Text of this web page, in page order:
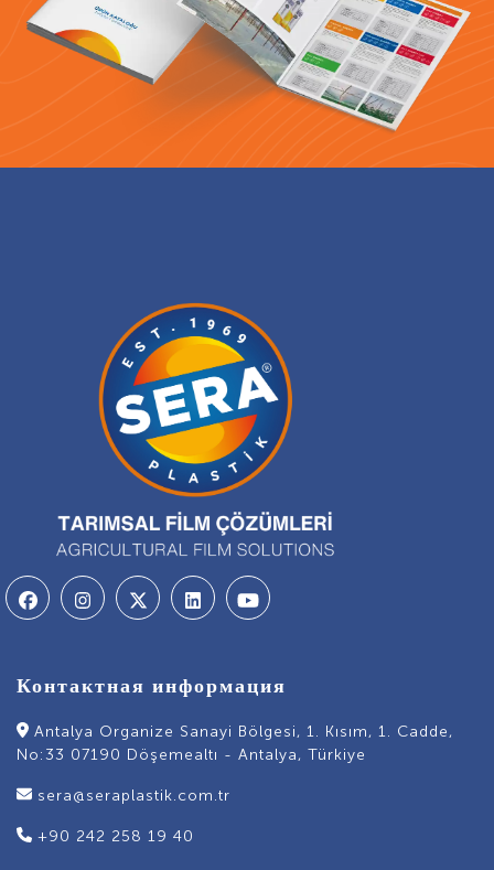
Контактная информация
Antalya Organize Sanayi Bölgesi, 1. Kısım, 1. Cadde,
No:33 07190 Döşemealtı - Antalya, Türkiye
sera@seraplastik.com.tr
+90 242 258 19 40